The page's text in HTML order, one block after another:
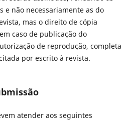
e não necessariamente as do
mas o direito de cópia
caso de publicação do
de reprodução, completa
por escrito à revista.
atender aos seguintes